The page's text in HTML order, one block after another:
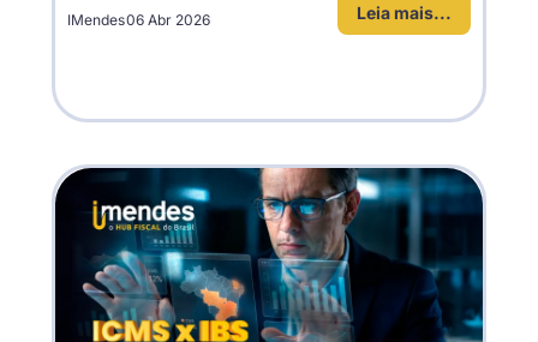
Leia mais...
IMendes06 Abr 2026